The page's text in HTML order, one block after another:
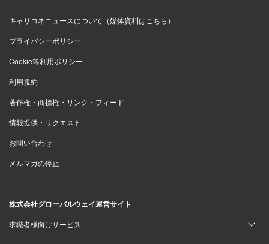
キャリコネニュースについて（媒体資料はこちら）
プライバシーポリシー
Cookie等利用ポリシー
利用規約
著作権・商標権・リンク・フィード
情報提供・リクエスト
お問い合わせ
メルマガの停止
株式会社グローバルウェイ運営サイト
求職者様向けサービス